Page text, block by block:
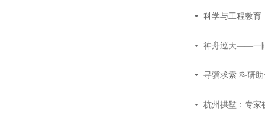
끙 科学与工程教育
끙 神舟巡天——一
끙 寻骥求索 科研
끙 杭州拱墅：专家